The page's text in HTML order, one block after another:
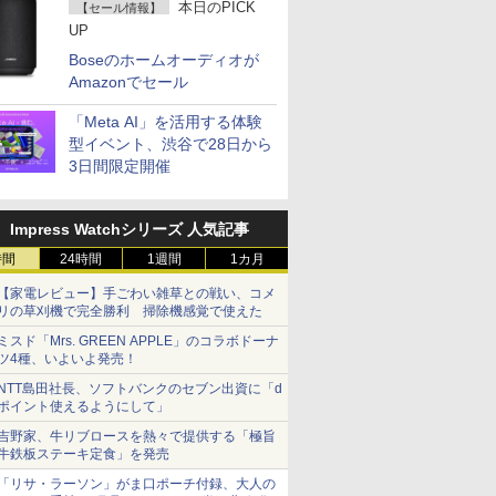
【セール情報】
本日のPICK
UP
Boseのホームオーディオが
Amazonでセール
「Meta AI」を活用する体験
型イベント、渋谷で28日から
3日間限定開催
Impress Watchシリーズ 人気記事
24時間 1週間 1カ月
家電レビュー】手ごわい雑草との戦い、コメ
の草刈機で完全勝利 掃除機感覚で使えた
スド「Mrs. GREEN APPLE」のコラボドーナ
4種、いよいよ発売！
島田社長、ソフトバンクのセブン出資に「d
イント使えるようにして」
野家、牛リブロースを熱々で提供する「極旨
鉄板ステーキ定食」を発売
リサ・ラーソン」がま口ポーチ付録、大人の